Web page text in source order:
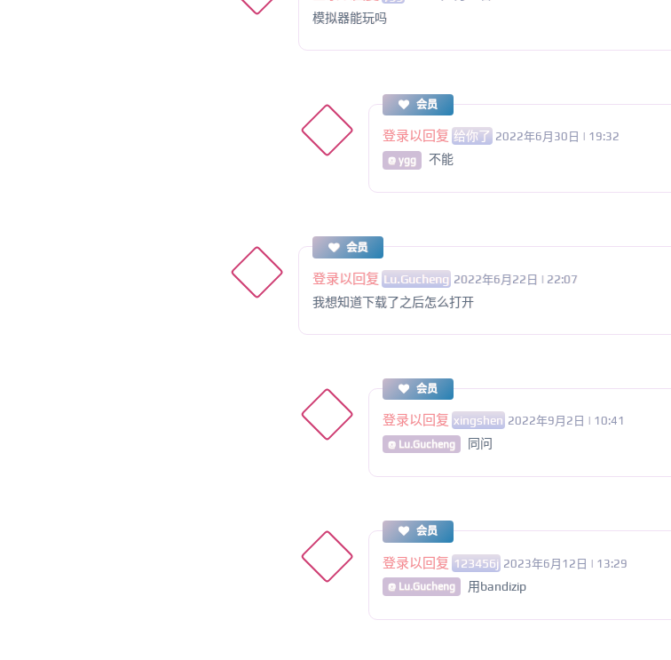
模拟器能玩吗
会员
登录以回复 给你了 2022年6月30日 | 19:32
@ ygg 不能
会员
登录以回复 Lu.Gucheng 2022年6月22日 | 22:07
我想知道下载了之后怎么打开
会员
登录以回复 xingshen 2022年9月2日 | 10:41
@ Lu.Gucheng 同问
会员
登录以回复 123456j 2023年6月12日 | 13:29
@ Lu.Gucheng 用bandizip